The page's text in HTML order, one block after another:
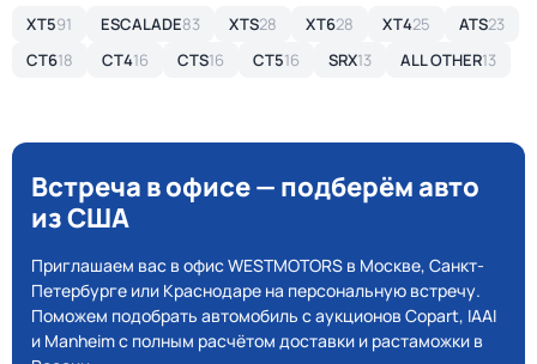
XT591 ESCALADE83 XTS28 XT628 XT425 ATS23
CT618 CT416 CTS16 CT516 SRX13 ALL OTHER13
Встреча в офисе — подберём авто
из США
Приглашаем вас в офис WESTMOTORS в Москве, Санкт-
Петербурге или Краснодаре на персональную встречу.
Поможем подобрать автомобиль с аукционов Copart, IAAI
и Manheim с полным расчётом доставки и растаможки в